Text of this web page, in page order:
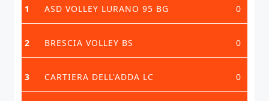
1 ASD VOLLEY LURANO 95 BG 0
2 BRESCIA VOLLEY BS 0
3 CARTIERA DELL'ADDA LC 0